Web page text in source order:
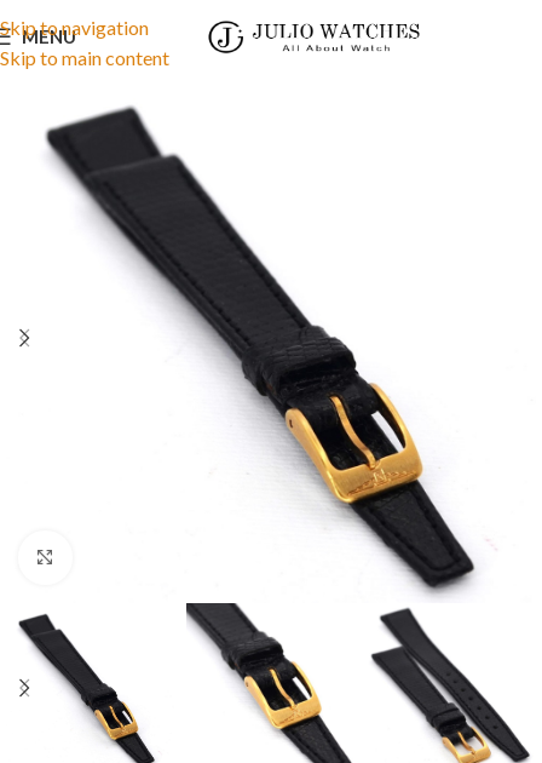
Skip to navigation
Skip to main content
MENU